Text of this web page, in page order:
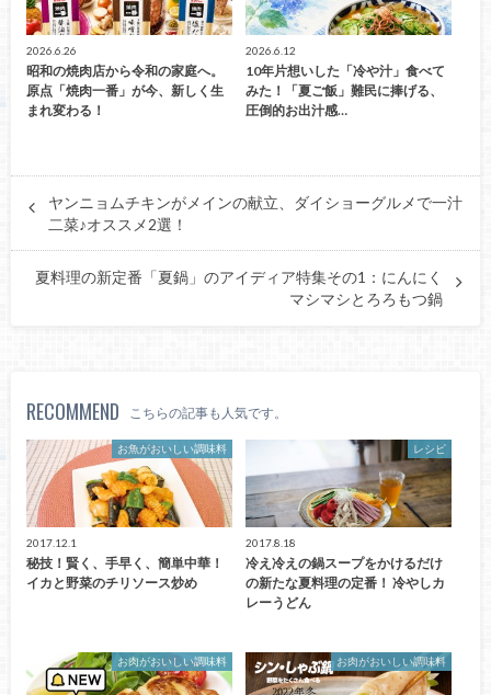
2026.6.26
昭和の焼肉店から令和の家庭へ。
原点「焼肉一番」が今、新しく生
まれ変わる！
2026.6.12
10年片想いした「冷や汁」食べて
みた！「夏ご飯」難民に捧げる、
圧倒的お出汁感…
ヤンニョムチキンがメインの献立、ダイショーグルメで一汁
二菜♪オススメ2選！
夏料理の新定番「夏鍋」のアイディア特集その1：にんにく
マシマシとろろもつ鍋
RECOMMEND こちらの記事も人気です。
お魚がおいしい調味料
2017.12.1
秘技！賢く、手早く、簡単中華！
イカと野菜のチリソース炒め
レシピ
2017.8.18
冷え冷えの鍋スープをかけるだけ
の新たな夏料理の定番！ 冷やしカ
レーうどん
お肉がおいしい調味料 お肉がおいしい調味料